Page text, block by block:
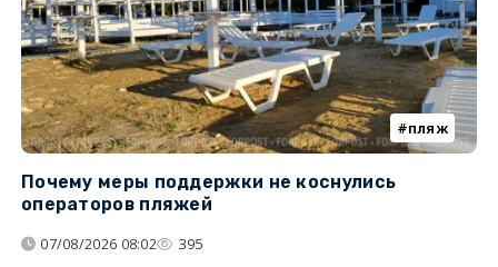
пляж
Почему меры поддержки не коснулись
операторов пляжей
07/08/2026 08:02 395